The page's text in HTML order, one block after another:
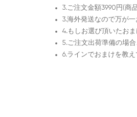
3.ご注文金額3990円(商
3.海外発送なので万が
4.もしお選び頂いたお
5.ご注文出荷準備の場
6.ラインでおまけを教